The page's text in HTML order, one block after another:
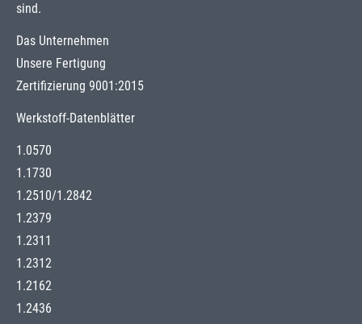
sind.
Das Unternehmen
Unsere Fertigung
Zertifizierung 9001:2015
Werkstoff-Datenblätter
1.0570
1.1730
1.2510/1.2842
1.2379
1.2311
1.2312
1.2162
1.2436